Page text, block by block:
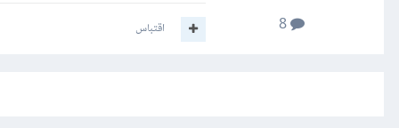
8
اقتباس